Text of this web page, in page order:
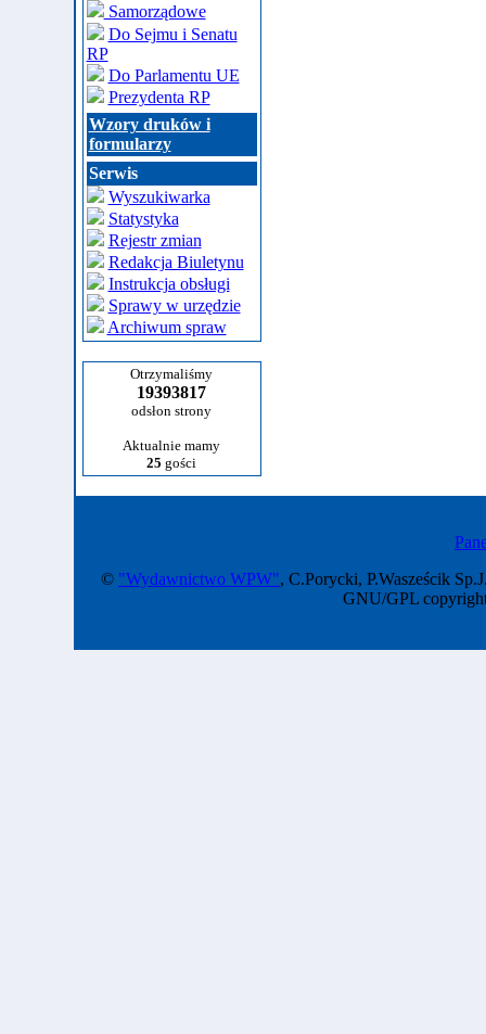
Samorządowe
Do Sejmu i Senatu
RP
Do Parlamentu UE
Prezydenta RP
Wzory druków i
formularzy
Serwis
Wyszukiwarka
Statystyka
Rejestr zmian
Redakcja Biuletynu
Instrukcja obsługi
Sprawy w urzędzie
Archiwum spraw
Otrzymaliśmy
19393817
odsłon strony
Aktualnie mamy
25 gości
© "Wydawnictwo WPW", C.Porycki, P.Wasześcik
GNU/GPL